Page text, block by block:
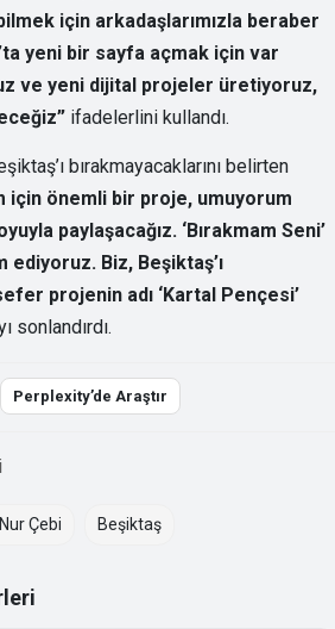
için arkadaşlarımızla beraber
yeni bir sayfa açmak için var
ve yeni dijital projeler üretiyoruz,
ifadelerlini kullandı.
bırakmayacaklarını belirten
için önemli bir proje, umuyorum
paylaşacağız. ‘Bırakmam Seni’
ediyoruz. Biz, Beşiktaş’ı
projenin adı ‘Kartal Pençesi’
sonlandırdı.
Perplexity’de Araştır
Çebi Beşiktaş